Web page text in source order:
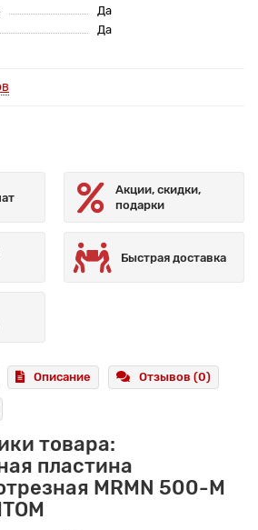
Да
Да
Акции, скидки,
подарки
Быстрая доставка
Описание Отзывов (0)
товара:
пластина
MRMN 500-M